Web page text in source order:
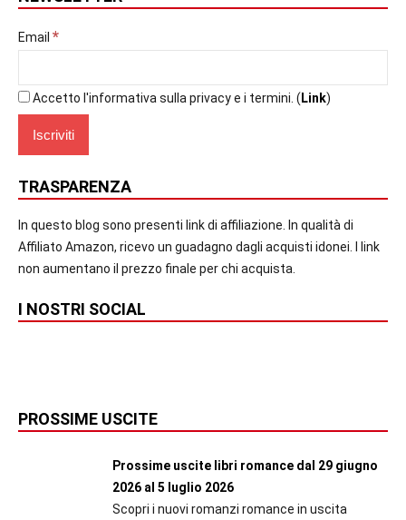
Email *
Accetto l'informativa sulla privacy e i termini. ( Link)
TRASPARENZA
In questo blog sono presenti link di affiliazione. In qualità di
Affiliato Amazon, ricevo un guadagno dagli acquisti idonei. I link
non aumentano il prezzo finale per chi acquista.
I NOSTRI SOCIAL
PROSSIME USCITE
Prossime uscite libri romance dal 29 giugno
2026 al 5 luglio 2026
Scopri i nuovi romanzi romance in uscita